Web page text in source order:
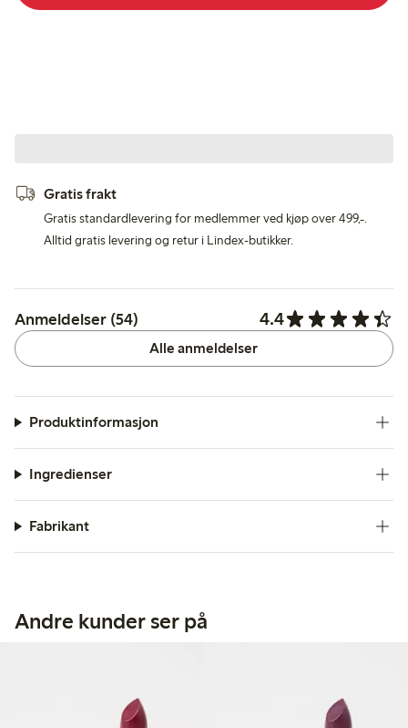
Gratis frakt
Gratis standardlevering for medlemmer ved kjøp over 499,-.
Alltid gratis levering og retur i Lindex-butikker.
Anmeldelser (54) 4.4
Alle anmeldelser
Produktinformasjon
Ingredienser
Fabrikant
Andre kunder ser på